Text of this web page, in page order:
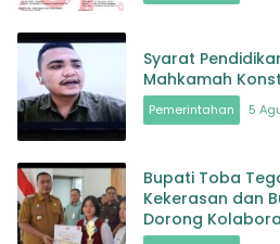
Syarat
Mahkamah
Pemerintahan 5
Bupati Toba
Kekerasan dan
Dorong